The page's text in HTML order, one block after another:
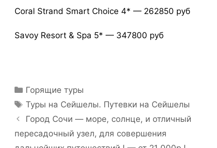
Coral Strand Smart Choice 4* — 262850 руб
Savoy Resort & Spa 5* — 347800 руб
Горящие туры
Туры на Сейшелы. Путевки на Сейшелы
Город Сочи — море, солнце, и отличный
пересадочный узел, для совершения